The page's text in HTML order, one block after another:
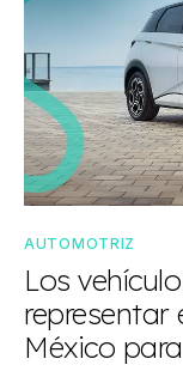
AUTOMOTRIZ
Los
representar
México